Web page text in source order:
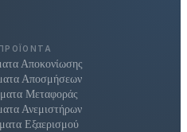
Αποκονίωσης
Αποσμήσεων
Μεταφοράς
Ανεμιστήρων
Εξαερισμού